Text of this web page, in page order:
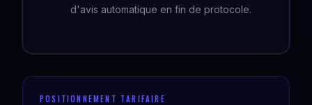
d'avis automatique en fin de protocole.
POSITIONNEMENT TARIFAIRE